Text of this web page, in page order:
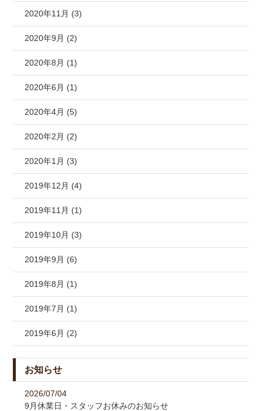
2020年11月 (3)
2020年9月 (2)
2020年8月 (1)
2020年6月 (1)
2020年4月 (5)
2020年2月 (2)
2020年1月 (3)
2019年12月 (4)
2019年11月 (1)
2019年10月 (3)
2019年9月 (6)
2019年8月 (1)
2019年7月 (1)
2019年6月 (2)
お知らせ
2026/07/04
9月休業日・スタッフお休みのお知らせ